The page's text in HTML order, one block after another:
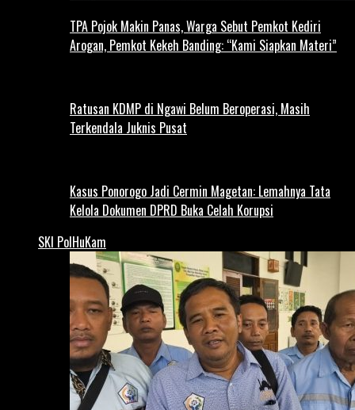
TPA Pojok Makin Panas, Warga Sebut Pemkot Kediri
Arogan, Pemkot Kekeh Banding: “Kami Siapkan Materi”
Ratusan KDMP di Ngawi Belum Beroperasi, Masih
Terkendala Juknis Pusat
Kasus Ponorogo Jadi Cermin Magetan: Lemahnya Tata
Kelola Dokumen DPRD Buka Celah Korupsi
SKI PolHuKam